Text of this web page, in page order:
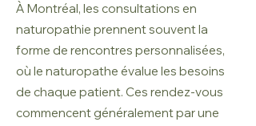
À Montréal, les consultations en
naturopathie prennent souvent la
forme de rencontres personnalisées,
où le naturopathe évalue les besoins
de chaque patient. Ces rendez-vous
commencent généralement par une